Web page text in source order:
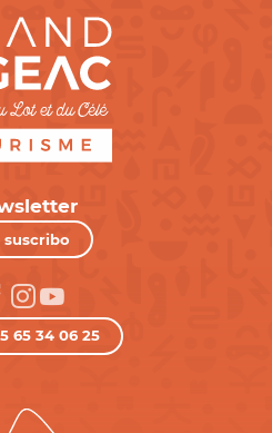
suscribo
65 34 06 25